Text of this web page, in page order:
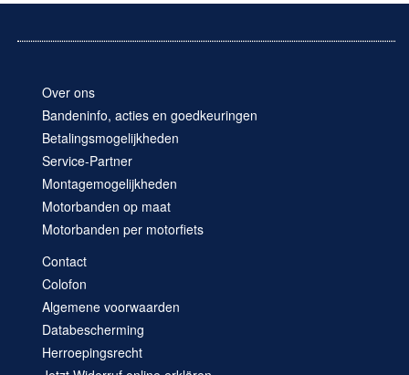
Over ons
Bandeninfo, acties en goedkeuringen
Betalingsmogelijkheden
Service-Partner
Montagemogelijkheden
Motorbanden op maat
Motorbanden per motorfiets
Contact
Colofon
Algemene voorwaarden
Databescherming
Herroepingsrecht